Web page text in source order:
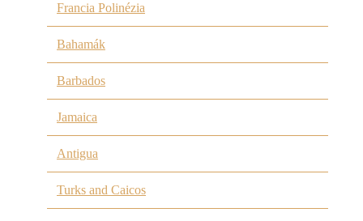
Francia Polinézia
Bahamák
Barbados
Jamaica
Antigua
Turks and Caicos